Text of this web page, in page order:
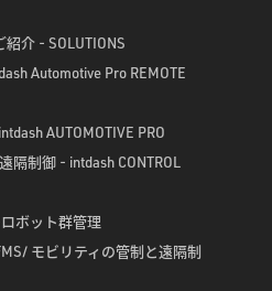
介 - SOLUTIONS
Automotive Pro REMOTE
AUTOMOTIVE PRO
隔制御 - intdash CONTROL
ボット群管理
モビリティの管制と遠隔制